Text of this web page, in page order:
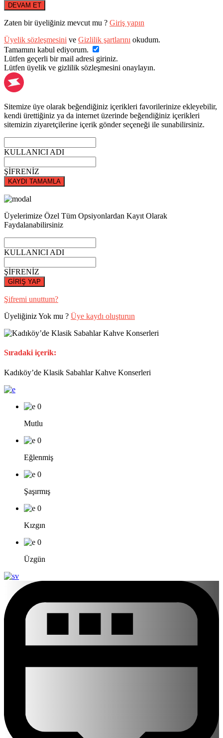
DEVAM ET
Zaten bir üyeliğiniz mevcut mu ? Giriş yapın
Üyelik sözleşmesini ve Gizlilik şartlarını okudum.
Tamamını kabul ediyorum.
Lütfen geçerli bir mail adresi giriniz.
Lütfen üyelik ve gizlilik sözleşmesini onaylayın.
Sitemize üye olarak beğendiğiniz içerikleri favorilerinize ekleyebilir,
kendi ürettiğiniz ya da internet üzerinde beğendiğiniz içerikleri
sitemizin ziyaretçilerine içerik gönder seçeneği ile sunabilirsiniz.
KULLANICI ADI
ŞİFRENİZ
KAYDI TAMAMLA
Üyelerimize Özel Tüm Opsiyonlardan Kayıt Olarak
Faydalanabilirsiniz
KULLANICI ADI
ŞİFRENİZ
GİRİŞ YAP
Şifremi unuttum?
Üyeliğiniz Yok mu ? Üye kaydı oluşturun
Sıradaki içerik:
Kadıköy’de Klasik Sabahlar Kahve Konserleri
0
Mutlu
0
Eğlenmiş
0
Şaşırmış
0
Kızgın
0
Üzgün